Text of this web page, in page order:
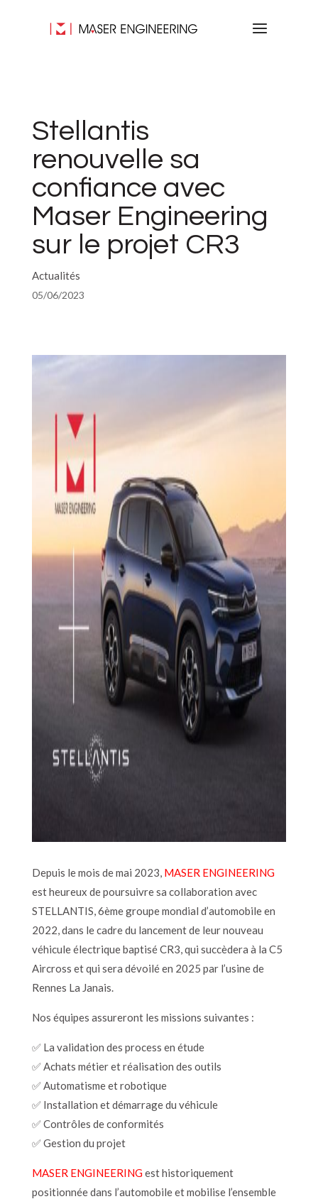
Stellantis
renouvelle sa
confiance avec
Maser Engineering
sur le projet CR3
Actualités
05/06/2023
Depuis le mois de mai 2023,MASER ENGINEERING
est heureux de poursuivre sa collaboration avec
STELLANTIS, 6ème groupe mondial d’automobile en
2022, dans le cadre du lancement de leur nouveau
véhicule électrique baptisé CR3, qui succèdera à la C5
Aircross et qui sera dévoilé en 2025 par l’usine de
Rennes La Janais.
Nos équipes assureront les missions suivantes :
✅ La validation des process en étude
✅ Achats métier et réalisation des outils
✅ Automatisme et robotique
✅ Installation et démarrage du véhicule
✅ Contrôles de conformités
✅ Gestion du projet
MASER ENGINEERINGest historiquement
positionnée dans l’automobile et mobilise l’ensemble